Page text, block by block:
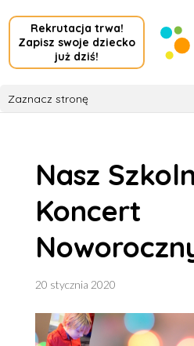
Rekrutacja trwa!
Zapisz swoje dziecko
już dziś!
Zaznacz stronę
Nasz
Koncert
20 stycznia 2020